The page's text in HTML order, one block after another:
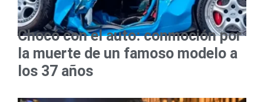
Chocó con el auto: conmoción por
la muerte de un famoso modelo a
los 37 años